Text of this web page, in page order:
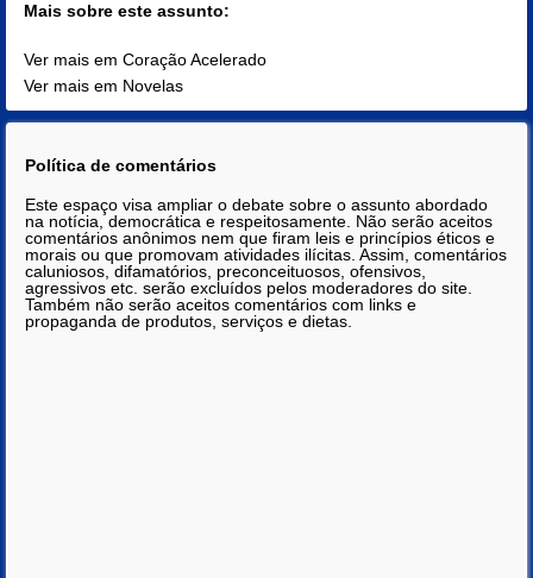
Mais sobre este assunto:
Ver mais em Coração Acelerado
Ver mais em Novelas
Política de comentários
Este espaço visa ampliar o debate sobre o assunto abordado
na notícia, democrática e respeitosamente. Não serão aceitos
comentários anônimos nem que firam leis e princípios éticos e
morais ou que promovam atividades ilícitas. Assim, comentários
caluniosos, difamatórios, preconceituosos, ofensivos,
agressivos etc. serão excluídos pelos moderadores do site.
Também não serão aceitos comentários com links e
propaganda de produtos, serviços e dietas.